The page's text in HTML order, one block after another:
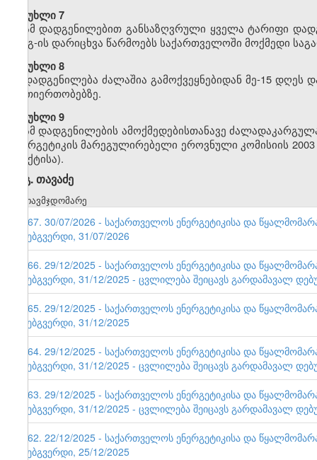
მუხლი 7
ამ დადგენილებით განსაზღვრული ყველა ტარიფი
დღგ-ის დარიცხვა წარმოებს საქართველოში მოქმედი
მუხლი 8
დადგენილება ძალაშია გამოქვეყნებიდან მე-15
ურთიერთობებზე.
მუხლი 9
ამ დადგენილების ამოქმედებისთანავე
ენერგეტიკის მარეგულირებელი ეროვნული კომისიის
პუნქტისა).
გ. თავაძე
თავმჯდომარე
167. 30/07/2026 - საქართველოს ენერგეტიკისა და
ვებგვერდი, 31/07/2026
166. 29/12/2025 - საქართველოს ენერგეტიკისა და
ვებგვერდი, 31/12/2025 - ცვლილება შეიცავს გარდამავალ
165. 29/12/2025 - საქართველოს ენერგეტიკისა და
ვებგვერდი, 31/12/2025
164. 29/12/2025 - საქართველოს ენერგეტიკისა და
ვებგვერდი, 31/12/2025 - ცვლილება შეიცავს გარდამავალ
163. 29/12/2025 - საქართველოს ენერგეტიკისა და
ვებგვერდი, 31/12/2025 - ცვლილება შეიცავს გარდამავალ
162. 22/12/2025 - საქართველოს ენერგეტიკისა და
ვებგვერდი, 25/12/2025